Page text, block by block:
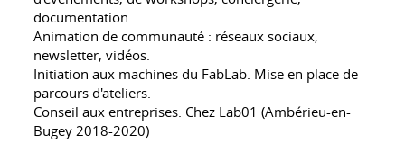
documentation.
Animation de communauté : réseaux sociaux,
newsletter, vidéos.
Initiation aux machines du FabLab. Mise en place de
parcours d'ateliers.
Conseil aux entreprises. Chez Lab01 (Ambérieu-en-
Bugey 2018-2020)